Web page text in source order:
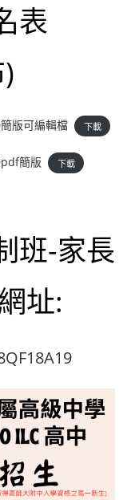
表
版可編輯檔 下載
簡版 下載
班-家長
址: